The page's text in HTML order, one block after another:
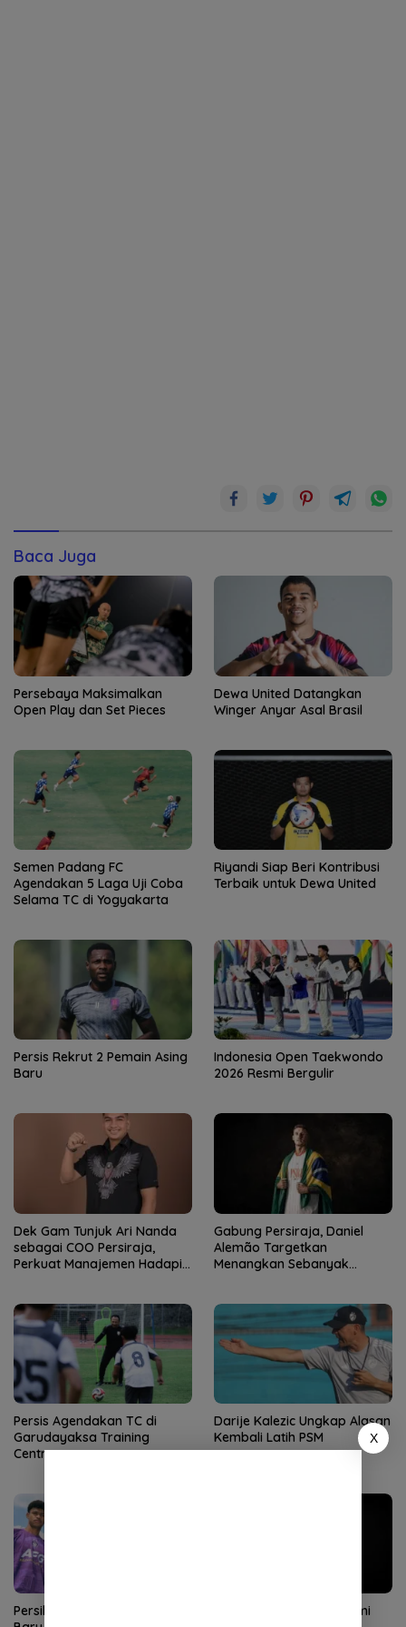
Baca Juga
Persebaya Maksimalkan
Open Play dan Set Pieces
Dewa United Datangkan
Winger Anyar Asal Brasil
Semen Padang FC
Agendakan 5 Laga Uji Coba
Selama TC di Yogyakarta
Riyandi Siap Beri Kontribusi
Terbaik untuk Dewa United
Persis Rekrut 2 Pemain Asing
Baru
Indonesia Open Taekwondo
2026 Resmi Bergulir
Dek Gam Tunjuk Ari Nanda
sebagai COO Persiraja,
Perkuat Manajemen Hadapi
Gabung Persiraja, Daniel
Alemão Targetkan
Menangkan Sebanyak
Persis Agendakan TC di
Garudayaksa Training
Centre
Darije Kalezic Ungkap Alasan
Kembali Latih PSM
Persik Perkenalkan 5 Pemain
Ilham Udin Armaiyn Resmi
X